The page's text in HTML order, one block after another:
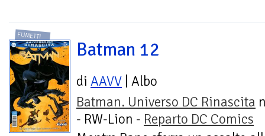
FUMETTI
Batman 12
di AAVV | Albo
Batman. Universo DC Rinascita
- RW-Lion - Reparto DC Comics